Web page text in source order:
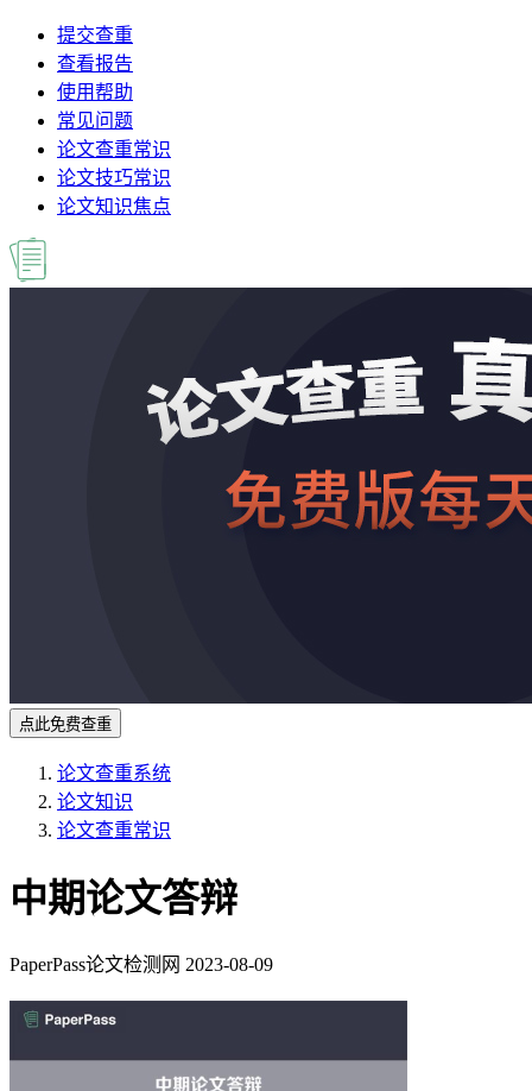
提交查重
查看报告
使用帮助
常见问题
论文查重常识
论文技巧常识
论文知识焦点
点此免费查重
论文查重系统
论文知识
论文查重常识
中期论文答辩
PaperPass论文检测网 2023-08-09